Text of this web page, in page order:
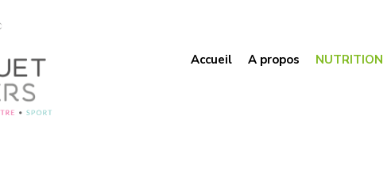
Accueil A propos NUTRITION